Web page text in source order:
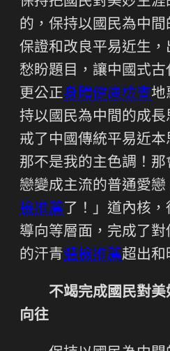
的，保持以國民為中
保證和改良平易近生
愁盼題目，讓中國式
更公正身體健康檢查地
持以國民為中間的成
戒了中國傳統平易近本
那不是我的主色調！
戀變成主流的普通愛
檢推薦 了！」道內核
導向等層面，完成了
的汗青體檢推薦超出和
不竭完成國民對美
向往